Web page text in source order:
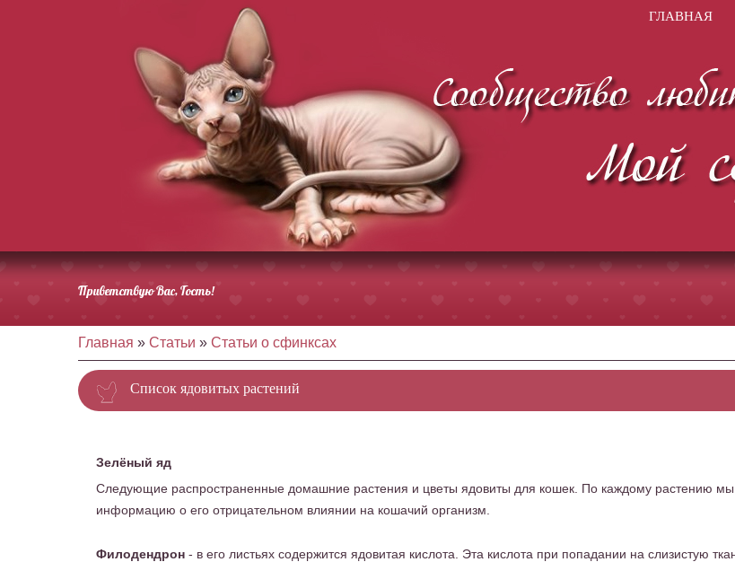
ГЛАВНАЯ
Приветствую Вас, Гость!
Главная » Статьи » Статьи о сфинксах
Список ядовитых растений
Зелёный яд
Следующие распространенные домашние растения и цветы ядовиты для кошек. По каждому растению мы
информацию о его отрицательном влиянии на кошачий организм.
Филодендрон - в его листьях содержится ядовитая кислота. Эта кислота при попадании на слизистую